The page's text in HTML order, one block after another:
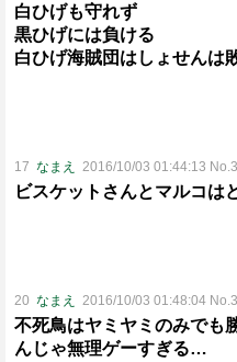
白ひげも守れず
黒ひげには負ける
白ひげ海賊団はしょせんは
17 なまえ 2016/10/03 01:44:13
ビスケットさんとマルコは
20 なまえ 2016/10/03 01:48:04
不死鳥はヤミヤミのみでも
んじゃ無理ゲーすぎる…